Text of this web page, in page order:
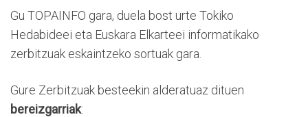
Gu TOPAINFO gara, duela bost urte Tokiko
Hedabideei eta Euskara Elkarteei informatikako
zerbitzuak eskaintzeko sortuak gara.
Gure Zerbitzuak besteekin alderatuaz dituen
bereizgarriak: